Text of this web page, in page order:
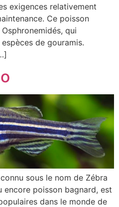
exigences relativement
Ce poisson
qui
de gouramis.
sous le nom de Zébra
encore poisson bagnard, est
dans le monde de